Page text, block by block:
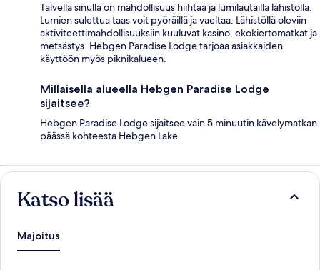
Talvella sinulla on mahdollisuus hiihtää ja lumilautailla lähistöllä.
Lumien sulettua taas voit pyöräillä ja vaeltaa. Lähistöllä oleviin
aktiviteettimahdollisuuksiin kuuluvat kasino, ekokiertomatkat ja
metsästys. Hebgen Paradise Lodge tarjoaa asiakkaiden
käyttöön myös piknikalueen.
Millaisella alueella Hebgen Paradise Lodge
sijaitsee?
Hebgen Paradise Lodge sijaitsee vain 5 minuutin kävelymatkan
päässä kohteesta Hebgen Lake.
Katso lisää
Majoitus